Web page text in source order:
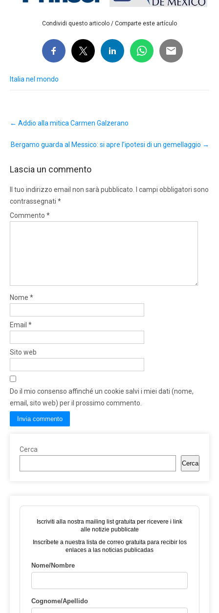
Condividi questo articolo / Comparte este artículo
Italia nel mondo
navigation
← Addio alla mitica Carmen Galzerano
Bergamo guarda al Messico: si apre l’ipotesi di un gemellaggio →
Lascia un commento
Il tuo indirizzo email non sarà pubblicato.
I campi obbligatori sono
contrassegnati *
Commento *
Nome *
Email *
Sito web
Do il mio consenso affinché un cookie salvi i miei dati (nome,
email, sito web) per il prossimo commento.
Cerca
Cerca
Iscriviti alla nostra mailing list gratuita per ricevere i link
alle notizie pubblicate
Inscríbete a nuestra lista de correo gratuita para recibir los
enlaces a las noticias publicadas
Nome/Nombre
Cognome/Apellido